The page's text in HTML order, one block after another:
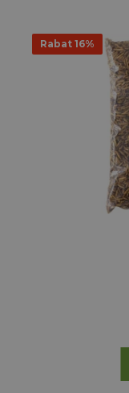
Rabat 16%